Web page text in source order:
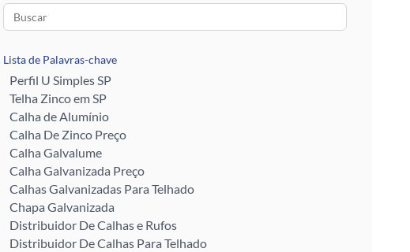
Lista de Palavras-chave
Perfil U Simples SP
Telha Zinco em SP
Calha de Alumínio
Calha De Zinco Preço
Calha Galvalume
Calha Galvanizada Preço
Calhas Galvanizadas Para Telhado
Chapa Galvanizada
Distribuidor De Calhas e Rufos
Distribuidor De Calhas Para Telhado